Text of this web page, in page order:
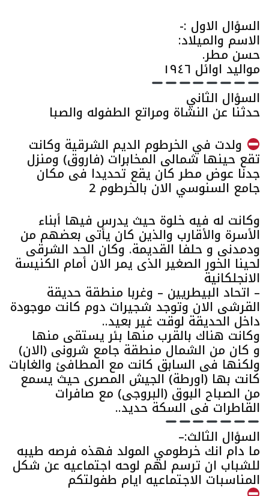
السؤال الاول :-
الاسم والميلاد:
حسن مطر.
مواليد اوائل ١٩٤٦
السؤال الثاني
حدثنا عن النشاة ومراتع الطفوله والصبا
ولدت في الخرطوم الديم الشرقية وكانت
تقع حينها شمالى المخابرات (فاروق) ومنزل
جدنا عوض مطر كان يقع تحديدا فى مكان
جامع السنوسي الان بالخرطوم 2
وكانت له فيه خلوة حيث يدرس فيها أبناء
الأسرة والأقارب والذين كان يأتى بعضهم من
ودمدنى و حلفا القديمة. وكان الحد الشرقى
لحينا الخور الصغير الذى يمر الان أمام الكنيسة
الانجلكانية
– اتحاد البيطريين – وغربا منطقة حديقة
القرشى الان وتوجد شجيرات دوم كانت موجودة
داخل الحديقة لوقت غير بعيد..
وكانت هناك بالقرب منها بئر يستقى منها
و كان من الشمال منطقة جامع شرونى (الان)
ولكنها فى السابق كانت مع المطافئ والغابات
كانت بها (اورطة) الجيش المصرى حيث يسمع
من الصباح البوق (البروجى) مع صافرات
القاطرات فى السكة حديد..
السؤال الثالث:–
ما دام انك خرطومي المولد فهذه فرصه طيبه
للشباب ان ترسم لهم لوحه اجتماعيه عن شكل
المناسبات الاجتماعيه ايام طفولتكم